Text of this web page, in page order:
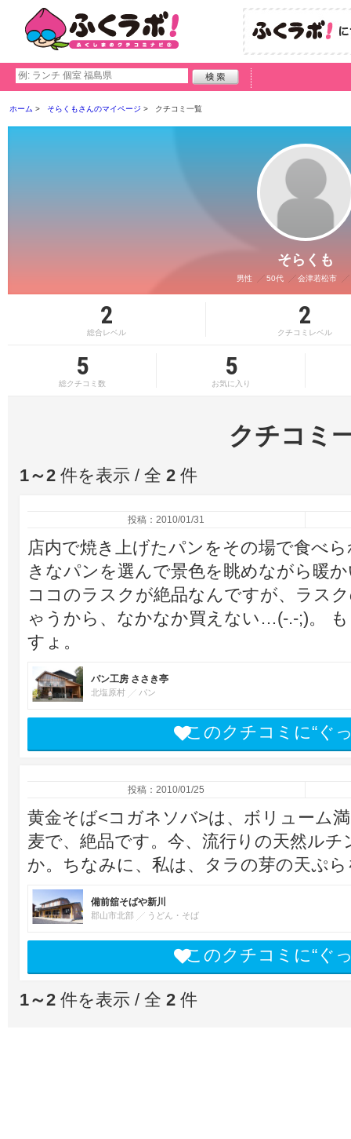
ホーム そらくもさんのマイページ クチコミ一覧
そらくも
男性 50代 会津若松市
2
総合レベル
2
クチコミレベル
5
総クチコミ数
5
お気に入り
クチコミ
1～2 件を表示 / 全 2 件
投稿：2010/01/31
店内で焼き上げたパンをその場で食べ
きなパンを選んで景色を眺めながら暖
ココのラスクが絶品なんですが、ラス
ゃうから、なかなか買えない…(-.-;)。
すょ。
パン工房 ささき亭
北塩原村 パン
このクチコミに“ぐ
投稿：2010/01/25
黄金そば<コガネソバ>は、ボリューム
麦で、絶品です。今、流行りの天然ル
か。ちなみに、私は、タラの芽の天ぷ
備前舘そばや新川
郡山市北部 うどん・そば
このクチコミに“ぐ
1～2 件を表示 / 全 2 件